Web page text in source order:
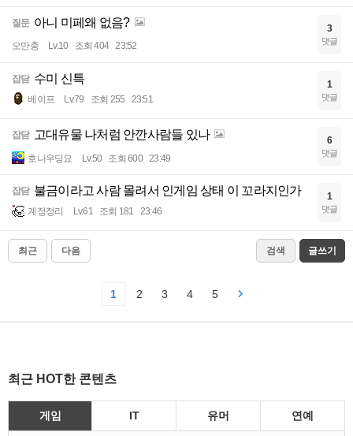
질문 아니 미페왜 없음?
오만충 Lv.10 조회 404 23:52
3
댓글
잡담 수미 신특
베이프 Lv.79 조회 255 23:51
1
댓글
잡담 고대유물 나처럼 안깐사람들 있나
호나우딩요 Lv.50 조회 600 23:49
6
댓글
잡담 불금이라고 사람 몰려서 인게임 상태 이 꼬라지인가
계정정리 Lv.61 조회 181 23:46
1
댓글
최근 다음 검색 글쓰기
1 2 3 4 5
최근 HOT한 콘텐츠
게임 IT 유머 연예